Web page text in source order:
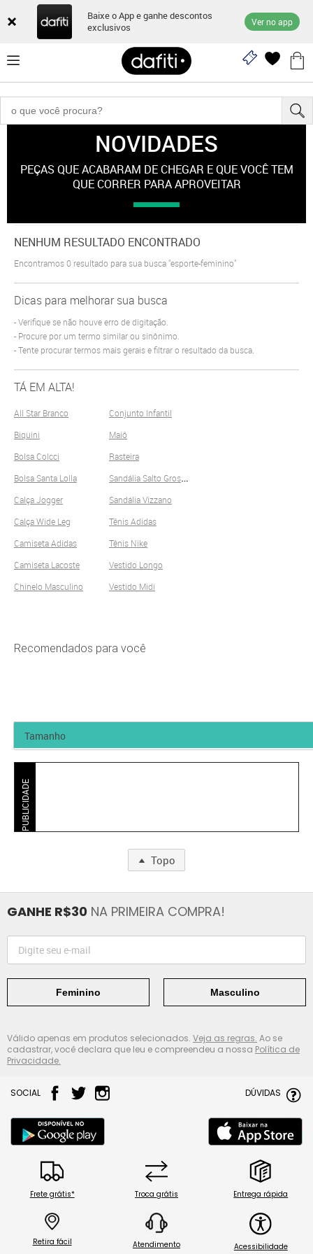
Baixe o App e ganhe descontos
exclusivos
Ver no app
"esporte-feminino"NOVIDADES
PEÇAS QUE ACABARAM DE CHEGAR E QUE VOCÊ TEM
QUE CORRER PARA APROVEITAR
NENHUM RESULTADO ENCONTRADO
Encontramos0 resultado para sua busca"esporte-feminino"
Dicas para melhorar sua busca
Verifique se não houve erro de digitação.
Procure por um termo similar ou sinônimo.
Tente procurar termos mais gerais e filtrar o resultado da busca.
TÁ EM ALTA!
All Star Branco
Biquini
Bolsa Colcci
Bolsa Santa Lolla
Calça Jogger
Calça Wide Leg
Camiseta Adidas
Camiseta Lacoste
Chinelo Masculino
Conjunto Infantil
Maiô
Rasteira
S
andália Salto Grosso
Sandália Vizzano
Tênis Adidas
Tênis Nike
Vestido Longo
Vestido Midi
Recomendados para você
PUBLICIDADE
Topo
GANHE R$30 NA PRIMEIRA COMPRA!
Feminino Masculino
Válido apenas em produtos selecionados. Veja as regras. Ao se
cadastrar, você declara que leu e compreendeu a nossa Política de
Privacidade.
SOCIAL DÚVIDAS
Frete grátis* Troca grátis Entrega rápida
Retira fácil Atendimento Acessibilidade